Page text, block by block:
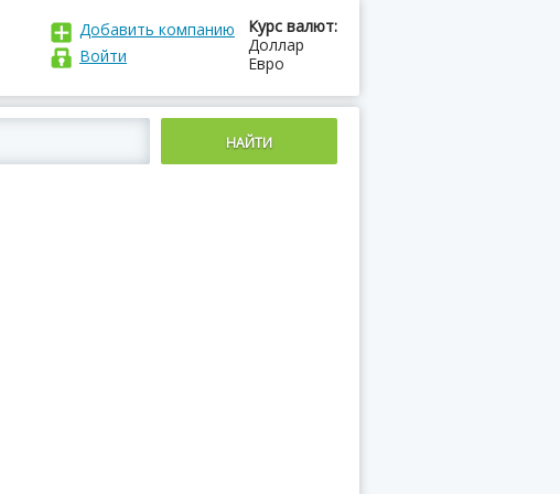
Курс валют:
Доллар
Евро
Добавить компанию
Войти